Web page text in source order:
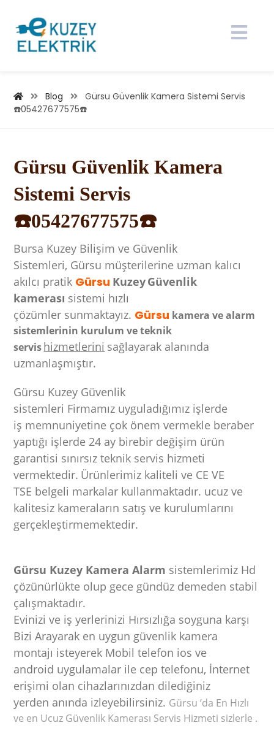
Blog
Gürsu Güvenlik Kamera Sistemi Servis
☎️05427677575☎️
Gürsu Güvenlik Kamera
Sistemi Servis
☎️05427677575☎️
Bursa Kuzey Bilişim ve Güvenlik
Sistemleri, Gürsu müşterilerine uzman kalıcı
akılcı pratik Gürsu KuzeyGüvenlik
kamerası sistemi hızlı
çözümler sunmaktayız. Gürsu kamera ve alarm
sistemlerinin kurulum ve teknik
servishizmetlerini sağlayarak alanında
uzmanlaşmıştır.
Gürsu Kuzey Güvenlik
sistemleri Firmamız uyguladığımız işlerde
iş memnuniyetine çok önem vermekle beraber
yaptığı işlerde 24 ay birebir değişim ürün
garantisi sınırsız teknik servis hizmeti
vermektedir. Ürünlerimiz kaliteli ve CE VE
TSE belgeli markalar kullanmaktadır. ucuz ve
kalitesiz kameraların satış ve kurulumlarını
gerçekleştirmemektedir.
Gürsu Kuzey Kamera Alarm sistemlerimiz Hd
çözünürlükte olup gece gündüz demeden stabil
çalışmaktadır.
Evinizi ve iş yerlerinizi Hırsızlığa soyguna karşı
Bizi Arayarak en uygun güvenlik kamera
montajı isteyerek Mobil telefon ios ve
android uygulamalar ile cep telefonu, İnternet
erişimi olan cihazlarınızdan dilediğiniz
yerden anında izleyebilirsiniz. Gürsu ‘da En Hızlı
ve en Ucuz Güvenlik Kamerası Servis Hizmeti sizlerle .